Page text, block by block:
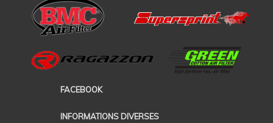
FACEBOOK
INFORMATIONS DIVERSES